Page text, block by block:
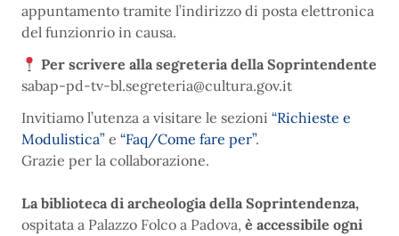
appuntamento tramite l’indirizzo di posta elettronica
del funzionrio in causa.
Per scrivere alla segreteria della Soprintendente
sabap-pd-tv-bl.segreteria@cultura.gov.it
Invitiamo l’utenza a visitare le sezioni “Richieste e
Modulistica” e “Faq/Come fare per”.
Grazie per la collaborazione.
La biblioteca di archeologia della Soprintendenza,
ospitata a Palazzo Folco a Padova, è accessibile ogni